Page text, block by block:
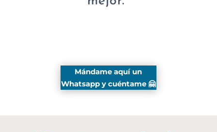
Mándame aquí un
Whatsapp y cuéntame 🤗